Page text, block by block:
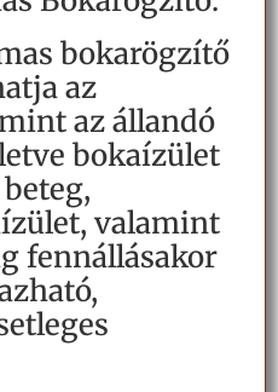
bokarögzítő
az
az állandó
bokaízület
valamint
fennállásakor